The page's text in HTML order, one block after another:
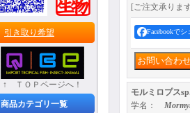
引き取り希望
↑ ＴＯＰページへ！
商品カテゴリ一覧
[ご注文承りま
Facebookでシ
モルミロプス
学名：